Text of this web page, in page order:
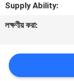
যোগাযোগ
উদ্ধৃতির
Supply Ability:
লক্ষণীয় করা: